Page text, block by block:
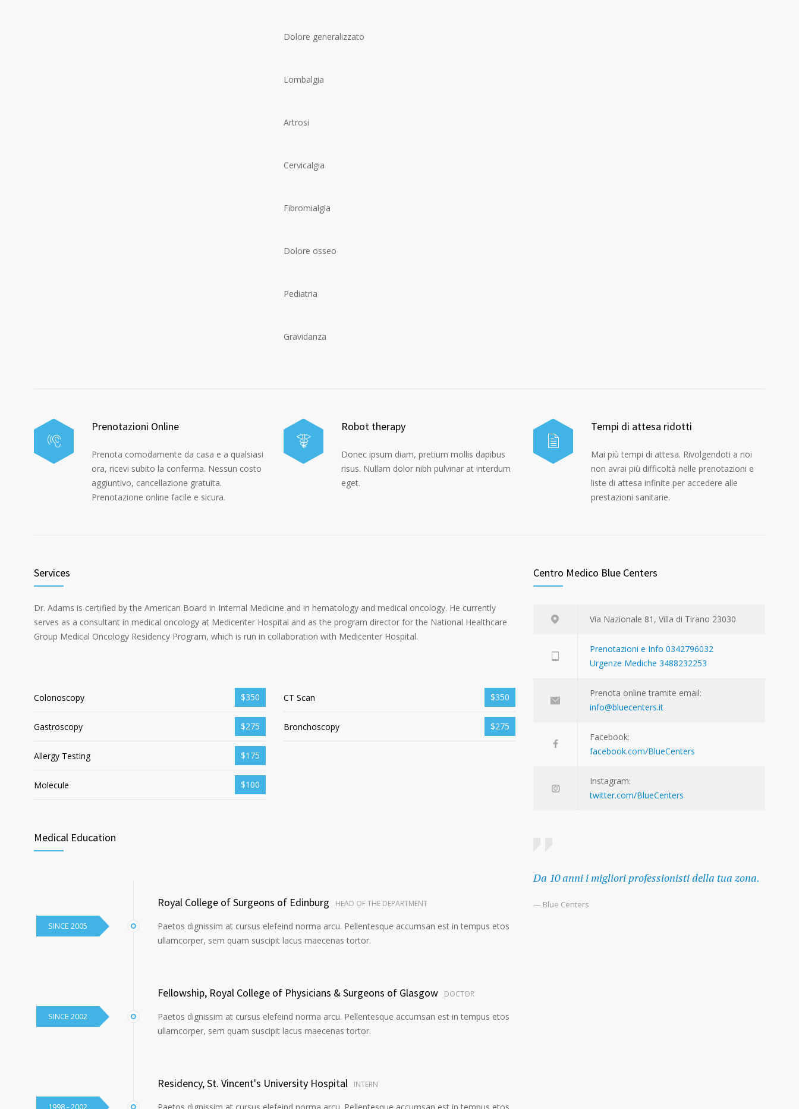
Dolore generalizzato
Lombalgia
Artrosi
Cervicalgia
Fibromialgia
Dolore osseo
Pediatria
Gravidanza
Prenotazioni Online
Prenota comodamente da casa e a qualsiasi
ora, ricevi subito la conferma. Nessun costo
aggiuntivo, cancellazione gratuita.
Prenotazione online facile e sicura.
Robot therapy
Donec ipsum diam, pretium mollis dapibus
risus. Nullam dolor nibh pulvinar at interdum
eget.
Tempi di attesa ridotti
Mai più tempi di attesa. Rivolgendoti a noi
non avrai più difficoltà nelle prenotazioni e
liste di attesa infinite per accedere alle
prestazioni sanitarie.
Services
Dr. Adams is certified by the American Board in Internal Medicine and in hematology and medical oncology. He currently
serves as a consultant in medical oncology at Medicenter Hospital and as the program director for the National Healthcare
Group Medical Oncology Residency Program, which is run in collaboration with Medicenter Hospital.
Colonoscopy $350
Gastroscopy $275
Allergy Testing $175
Molecule $100
CT Scan $350
Bronchoscopy $275
Medical Education
SINCE 2005
Royal College of Surgeons of Edinburg HEAD OF THE DEPARTMENT
Paetos dignissim at cursus elefeind norma arcu. Pellentesque accumsan est in tempus etos
ullamcorper, sem quam suscipit lacus maecenas tortor.
SINCE 2002
Fellowship, Royal College of Physicians & Surgeons of Glasgow DOCTOR
Paetos dignissim at cursus elefeind norma arcu. Pellentesque accumsan est in tempus etos
ullamcorper, sem quam suscipit lacus maecenas tortor.
1998 - 2002
Residency, St. Vincent's University Hospital INTERN
Centro Medico Blue Centers
Via Nazionale 81, Villa di Tirano 23030
Prenotazioni e Info 0342796032
Urgenze Mediche 3488232253
Prenota online tramite email:
info@bluecenters.it
Facebook:
facebook.com/BlueCenters
Instagram:
twitter.com/BlueCenters
Da 10 anni i migliori professionisti della tua zona.
— Blue Centers